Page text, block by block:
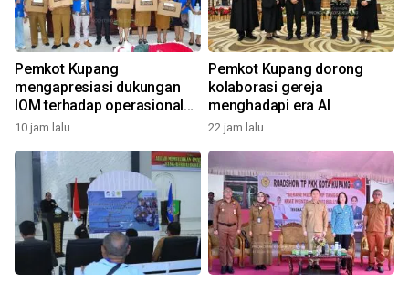
Pemkot Kupang
mengapresiasi dukungan
IOM terhadap operasional
Satgas PPLN
10 jam lalu
Pemkot Kupang dorong
kolaborasi gereja
menghadapi era AI
22 jam lalu